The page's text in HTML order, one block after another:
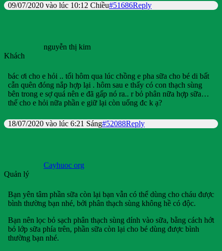
09/07/2020 vào lúc 10:12 Chiều#51686Reply
nguyễn thị kim
Khách
bác ơi cho e hỏi .. tối hôm qua lúc chồng e pha sữa cho bé di bất
cẫn quên đóng nắp hợp lại . hôm sau e thấy có con thạch sùng
bên trong e sợ quá nên e đã gấp nó ra.. r bỏ phân nữa hợp sữa…
thế cho e hỏi nữa phần e giữ lại còn uống đc k ạ?
18/07/2020 vào lúc 6:21 Sáng#52088Reply
Cayhuoc org
Quản lý
Bạn yên tâm phần sữa còn lại bạn vẫn có thể dùng cho cháu được
bình thường bạn nhé, bởi phân thạch sùng không hề có độc.
Bạn nên lọc bỏ sạch phân thạch sùng dính vào sữa, bằng cách hớt
bỏ lớp sữa phía trên, phần sữa còn lại cho bé dùng được bình
thường bạn nhé.